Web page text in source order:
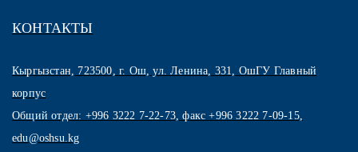
КОНТАКТЫ
Кыргызстан, 723500, г. Ош, ул. Ленина, 331, ОшГУ Главный
корпус
Общий отдел: +996 3222 7-22-73, факс +996 3222 7-09-15,
edu@oshsu.kg